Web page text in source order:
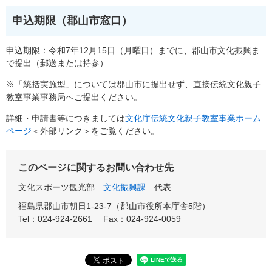
申込期限（郡山市窓口）
申込期限：令和7年12月15日（月曜日）までに、郡山市文化振興ま
で提出（郵送または持参）
※「統括実施型」については郡山市に提出せず、直接伝統文化親子
教室事業事務局へご提出ください。
詳細・申請書等につきましては文化庁伝統文化親子教室事業ホーム
ページ ＜外部リンク＞ をご覧ください。
このページに関するお問い合わせ先
文化スポーツ観光部 文化振興課
代表
福島県郡山市朝日1-23-7（郡山市役所本庁舎5階）
Tel：024-924-2661
Fax：024-924-0059